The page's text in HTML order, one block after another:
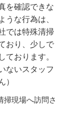
を確認できな
うな行為は、
では特殊清掃
おり、少しで
ております。
ないスタッフ
）
掃現場へ訪問さ